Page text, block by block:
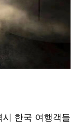
한국 여행객들